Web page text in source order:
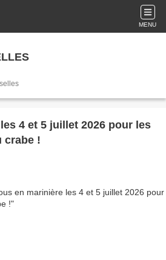
MENU
4 et 5 juillet 2026 pour les
crabe !